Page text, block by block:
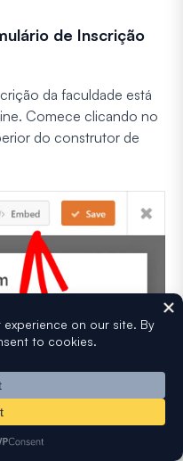
de Inscrição
da faculdade está
Comece clicando no
do construtor de